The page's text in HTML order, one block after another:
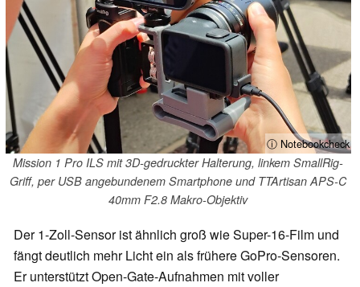
ⓘ Notebookcheck
Mission 1 Pro ILS mit 3D-gedruckter Halterung, linkem SmallRig-
Griff, per USB angebundenem Smartphone und TTArtisan APS-C
40mm F2.8 Makro-Objektiv
Der 1-Zoll-Sensor ist ähnlich groß wie Super-16-Film und
fängt deutlich mehr Licht ein als frühere GoPro-Sensoren.
Er unterstützt Open-Gate-Aufnahmen mit voller